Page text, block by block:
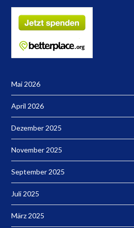
Mai 2026
April 2026
Dezember 2025
November 2025
September 2025
Juli 2025
März 2025